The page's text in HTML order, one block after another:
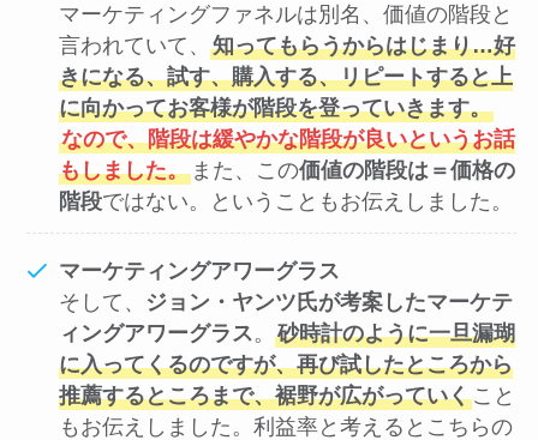
マーケティングファネルは別名、価値の階段と
言われていて、知ってもらうからはじまり…好
きになる、試す、購入する、リピートすると上
に向かってお客様が階段を登っていきます。
なので、階段は緩やかな階段が良いというお話
もしました。 また、この価値の階段は＝価格の
階段ではない。ということもお伝えしました。
マーケティングアワーグラス
そして、 ジョン・ヤンツ氏が考案したマーケテ
ィングアワーグラス 。砂時計のように一旦漏瑚
に入ってくるのですが、再び試したところから
推薦するところまで、裾野が広がっていくこと
もお伝えしました。利益率と考えるとこちらの